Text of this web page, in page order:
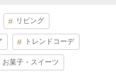
リビング
トレンドコーデ
お菓子・スイーツ